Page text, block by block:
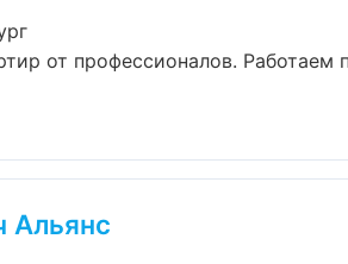
от профессионалов.
Альянс